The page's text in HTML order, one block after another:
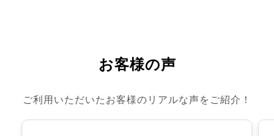
お客様の声
ご利用いただいたお客様のリアルな声をご紹介！